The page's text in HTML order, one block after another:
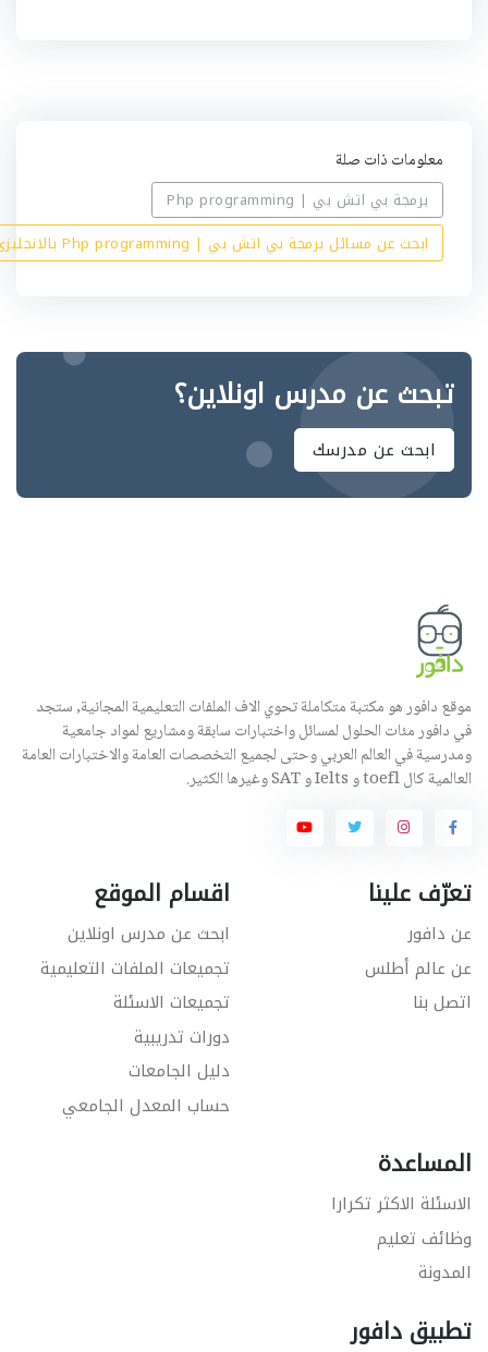
معلومات ذات صلة
برمجة بي اتش بي | Php programming
ابحث عن مسائل برمجة بي اتش بي | Php programming بالانجليزي
تبحث عن مدرس اونلاين؟
ابحث عن مدرسك
موقع دافور هو مكتبة متكاملة تحوي الاف الملفات التعليمية المجانية, ستجد
في دافور مئات الحلول لمسائل واختبارات سابقة ومشاريع لمواد جامعية
ومدرسية في العالم العربي وحتى لجميع التخصصات العامة والاختبارات العامة
العالمية كال toefl و Ielts و SAT وغيرها الكثير.
تعرّف علينا
عن دافور
عن عالم أطلس
اتصل بنا
اقسام الموقع
ابحث عن مدرس اونلاين
تجميعات الملفات التعليمية
تجميعات الاسئلة
دورات تدريبية
دليل الجامعات
حساب المعدل الجامعي
المساعدة
الاسئلة الاكثر تكرارا
وظائف تعليم
المدونة
تطبيق دافور